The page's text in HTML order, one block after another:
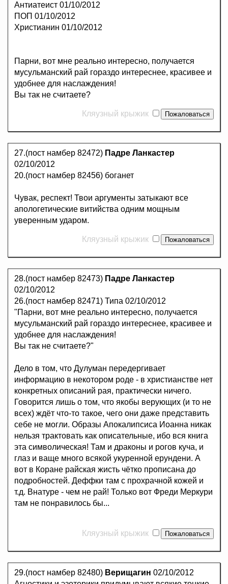
Антиатеист 01/10/2012
ПОП 01/10/2012
Христианин 01/10/2012
Парни, вот мне реально интересно, получается
мусульманский рай гораздо интереснее, красивее и
удобнее для наслаждения!
Вы так не считаете?
Кляузный крыжик
27.(пост намбер 82472) Падре Ланкастер
02/10/2012
20.(пост намбер 82456) боганет
Чувак, респект! Твои аргументы затыкают все
апологетические витийства одним мощным
уверенным ударом.
Кляузный крыжик
28.(пост намбер 82473) Падре Ланкастер
02/10/2012
26.(пост намбер 82471) Типа 02/10/2012
"Парни, вот мне реально интересно, получается
мусульманский рай гораздо интереснее, красивее и
удобнее для наслаждения!
Вы так не считаете?"
Дело в том, что Дулуман передергивает
информацию в некотором роде - в христианстве нет
конкретных описаний рая, практически ничего.
Говорится лишь о том, что якобы верующих (и то не
всех) ждёт что-то такое, чего они даже представить
себе не могли. Образы Апокалипсиса Иоанна никак
нельзя трактовать как описательные, ибо вся книга
эта символическая! Там и драконы и рогов куча, и
глаз и ваще много всякой укуренной ерундени. А
вот в Коране райская жисть чётко прописана до
подробностей. Деффки там с прохрачной кожей и
т.д. Внатуре - чем не рай! Только вот Фреди Меркури
там не понравилось бы...
Кляузный крыжик
29.(пост намбер 82480) Верищагин 02/10/2012